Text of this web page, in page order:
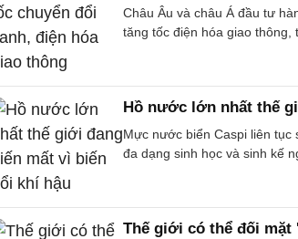
Châu Âu và châu Á đầu tư
tăng tốc điện hóa giao thông,
Hồ nước lớn nhất thế
Mực nước biển Caspi liên tục
đa dạng sinh học và sinh kế
Thế giới có thể đối mặt